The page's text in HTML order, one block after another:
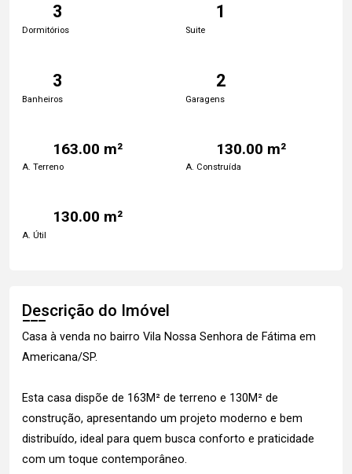
3
Dormitórios
1
Suite
3
Banheiros
2
Garagens
163.00 m²
A. Terreno
130.00 m²
A. Construída
130.00 m²
A. Útil
Descrição do Imóvel
Casa à venda no bairro Vila Nossa Senhora de Fátima em
Americana/SP.
Esta casa dispõe de 163M² de terreno e 130M² de
construção, apresentando um projeto moderno e bem
distribuído, ideal para quem busca conforto e praticidade
com um toque contemporâneo.